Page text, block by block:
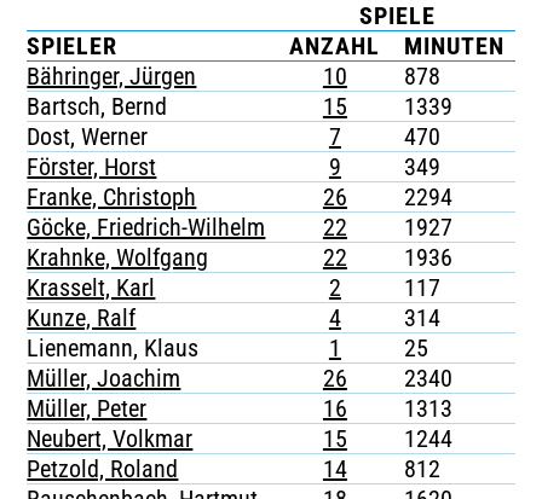
TICKETING
SPIELE
SPIELER
ANZAHL MINUTEN
Bähringer, Jürgen
10 878
Bartsch, Bernd
15 1339
Dost, Werner
7 470
Förster, Horst
9 349
Franke, Christoph
26 2294
Göcke, Friedrich-Wilhelm
22 1927
Krahnke, Wolfgang
22 1936
Krasselt, Karl
2 117
Kunze, Ralf
4 314
Lienemann, Klaus
1 25
Müller, Joachim
26 2340
Müller, Peter
16 1313
Neubert, Volkmar
15 1244
Petzold, Roland
14 812